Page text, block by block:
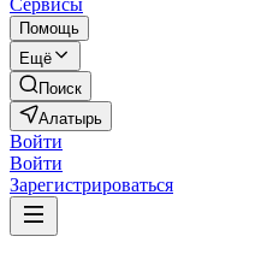
Сервисы
Помощь
Ещё
Поиск
Алатырь
Войти
Войти
Зарегистрироваться